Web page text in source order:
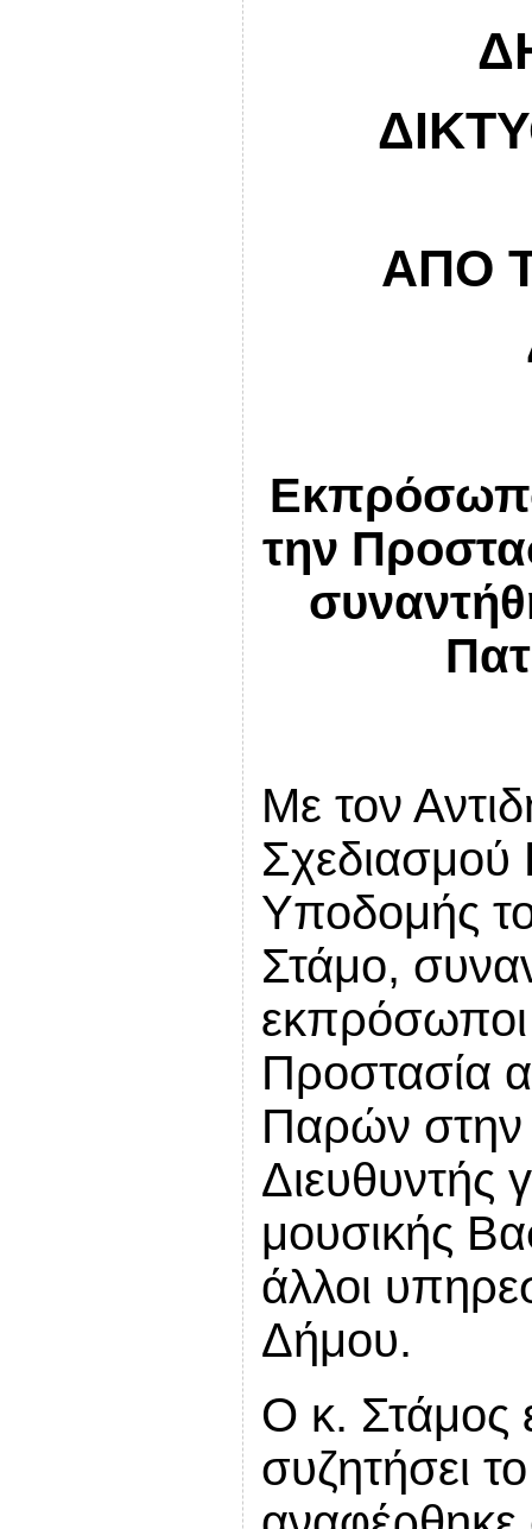
ΑΠΟ
την
Με τον
Σχεδιασμού
Υποδομής
Στάμο,
εκπρόσωποι
Προστασία
Παρών στην
Διευθυντής
μουσικής
άλλοι
Δήμου.
Ο κ. Στάμος
συζητήσει